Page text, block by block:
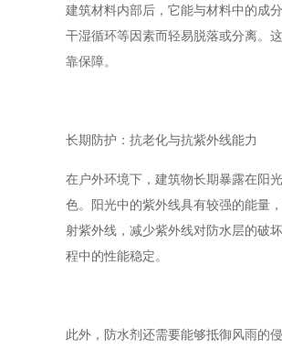
建筑材料内部后，它能与材料中的成
干湿循环等因素而轻易脱落或分离。
靠保障。
长期防护：抗老化与抗紫外线能力
在户外环境下，建筑物长期暴露在阳
色。阳光中的紫外线具有较强的能量
射紫外线，减少紫外线对防水层的破
程中的性能稳定。
此外，防水剂还需要能够抵御风雨的